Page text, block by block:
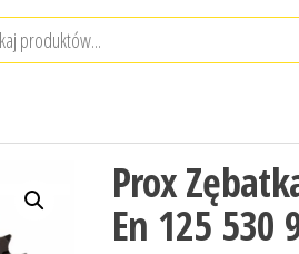
Prox
En 125 530